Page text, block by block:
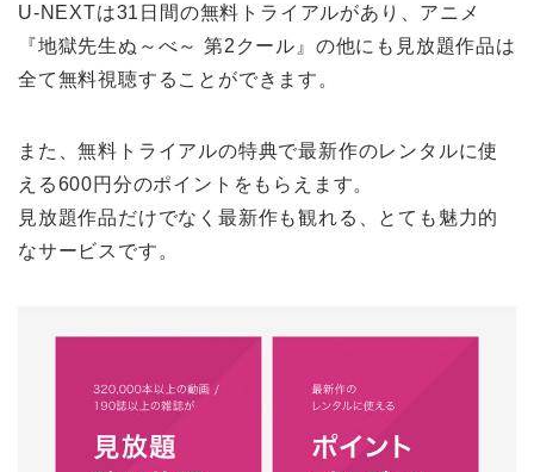
U-NEXTは31日間の無料トライアルがあり、アニメ
『地獄先生ぬ～べ～ 第2クール』の他にも見放題作品は
全て無料視聴することができます。
また、無料トライアルの特典で最新作のレンタルに使
える600円分のポイントをもらえます。
見放題作品だけでなく最新作も観れる、とても魅力的
なサービスです。